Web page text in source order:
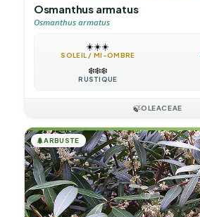
Osmanthus armatus
Osmanthus armatus
☀️☀️☀️
SOLEIL / MI-OMBRE
❄️❄️❄️
RUSTIQUE
🍃OLEACEAE
🌲ARBUSTE